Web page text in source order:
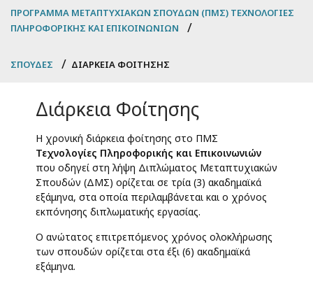
ΠΡΌΓΡΑΜΜΑ ΜΕΤΑΠΤΥΧΙΑΚΏΝ ΣΠΟΥΔΏΝ (ΠΜΣ) ΤΕΧΝΟΛΟΓΊΕΣ
ΠΛΗΡΟΦΟΡΙΚΉΣ ΚΑΙ ΕΠΙΚΟΙΝΩΝΙΏΝ
ΣΠΟΥΔΈΣ ΔΙΆΡΚΕΙΑ ΦΟΊΤΗΣΗΣ
Διάρκεια Φοίτησης
Η χρονική διάρκεια φοίτησης στο ΠΜΣ
Τεχνολογίες Πληροφορικής και Επικοινωνιών
που οδηγεί στη λήψη Διπλώματος Μεταπτυχιακών
Σπουδών (ΔΜΣ) ορίζεται σε τρία (3) ακαδημαϊκά
εξάμηνα, στα οποία περιλαμβάνεται και ο χρόνος
εκπόνησης διπλωματικής εργασίας.
Ο ανώτατος επιτρεπόμενος χρόνος ολοκλήρωσης
των σπουδών ορίζεται στα έξι (6) ακαδημαϊκά
εξάμηνα.